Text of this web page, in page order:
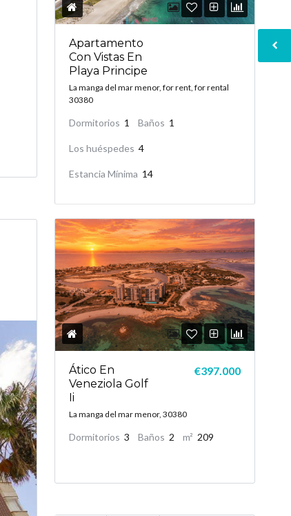
Apartamento
Con Vistas En
Playa Principe
La manga del mar menor, for rent, for rental
30380
Dormitorios 1 Baños 1
Los huéspedes 4
Estancia Mínima 14
Ático En
Veneziola Golf
Ii
La manga del mar menor, 30380
€397.000
Dormitorios 3 Baños 2 m² 209